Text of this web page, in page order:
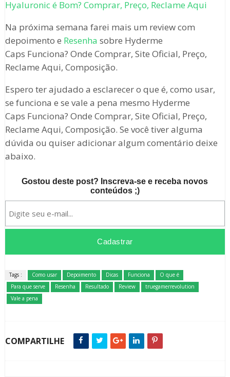
Hyaluronic é Bom? Comprar, Preço, Reclame Aqui
Na próxima semana farei mais um review com
depoimento e Resenha sobre Hyderme
Caps Funciona? Onde Comprar, Site Oficial, Preço,
Reclame Aqui, Composição.
Espero ter ajudado a esclarecer o que é, como usar,
se funciona e se vale a pena mesmo Hyderme
Caps Funciona? Onde Comprar, Site Oficial, Preço,
Reclame Aqui, Composição. Se você tiver alguma
dúvida ou quiser adicionar algum comentário deixe
abaixo.
Gostou deste post? Inscreva-se e receba novos
conteúdos ;)
Tags : Como usar Depoimento Dicas Funciona
O que é
Para que serve
Resenha Resultado Review
truegamerrevolution
Vale a pena
COMPARTILHE